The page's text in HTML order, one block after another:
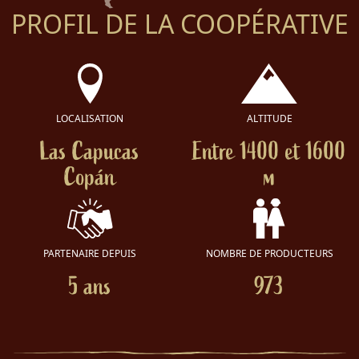
PROFIL DE LA COOPÉRATIVE
LOCALISATION
Las Capucas
Copán
ALTITUDE
Entre 1400 et 1600
m
PARTENAIRE DEPUIS
5 ans
NOMBRE DE PRODUCTEURS
973